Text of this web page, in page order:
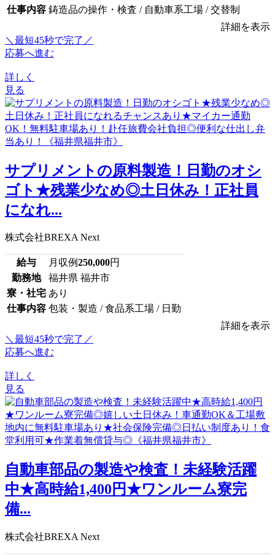
仕事内容 鋳造品の操作・検査 / 自動車系工場 / 交替制
詳細を表示
＼最短45秒で完了／
応募へ進む
詳しく
見る
サプリメントの原料製造！日勤のオシ
ゴト★残業少なめ◎土日休み！正社員
になれ...
株式会社BREXA Next
給与 月収例250,000円
勤務地
福井県 福井市
寮・社宅 あり
仕事内容 包装・製造 / 食品系工場 / 日勤
詳細を表示
＼最短45秒で完了／
応募へ進む
詳しく
見る
自動車部品の製造や検査！未経験活躍
中★高時給1,400円★ワンルーム寮完
備...
株式会社BREXA Next